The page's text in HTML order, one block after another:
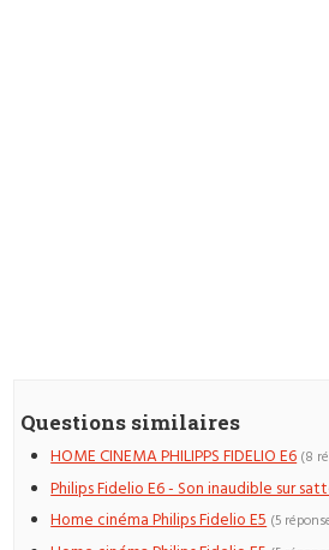
Questions similaires
HOME CINEMA PHILIPPS FIDELIO E6 (8
Philips Fidelio E6 - Son inaudible sur
Home cinéma Philips Fidelio E5 (5